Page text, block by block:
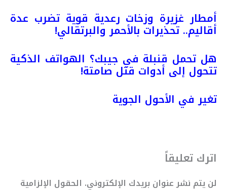
أمطار غزيرة وزخات رعدية قوية تضرب عدة
أقاليم.. تحذيرات بالأحمر والبرتقالي!
هل تحمل قنبلة في جيبك؟ الهواتف الذكية
تتحول إلى أدوات قتل صامتة!
تغير في الأحول الجوية
اترك تعليقاً
لن يتم نشر عنوان بريدك الإلكتروني. الحقول الإلزامية